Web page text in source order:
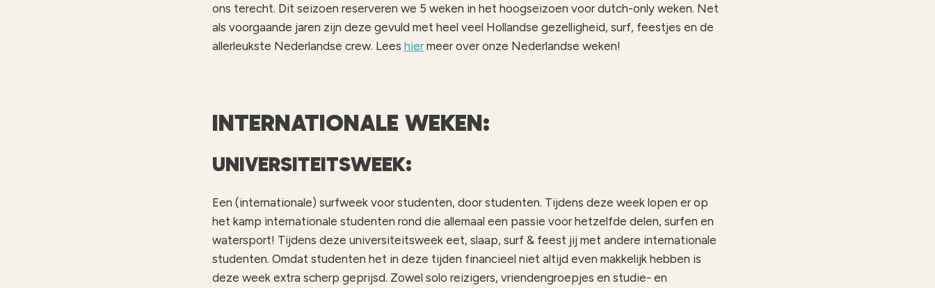
ons terecht. Dit seizoen reserveren we 5 weken in het hoogseizoen voor dutch-only weken. Net
als voorgaande jaren zijn deze gevuld met heel veel Hollandse gezelligheid, surf, feestjes en de
allerleukste Nederlandse crew. Lees hiermeer over onze Nederlandse weken!
INTERNATIONALE WEKEN:
UNIVERSITEITSWEEK:
Een (internationale) surfweek voor studenten, door studenten. Tijdens deze week lopen er op
het kamp internationale studenten rond die allemaal een passie voor hetzelfde delen, surfen en
watersport! Tijdens deze universiteitsweek eet, slaap, surf & feest jij met andere internationale
studenten. Omdat studenten het in deze tijden financieel niet altijd even makkelijk hebben is
deze week extra scherp geprijsd. Zowel solo reizigers, vriendengroepjes en studie- en